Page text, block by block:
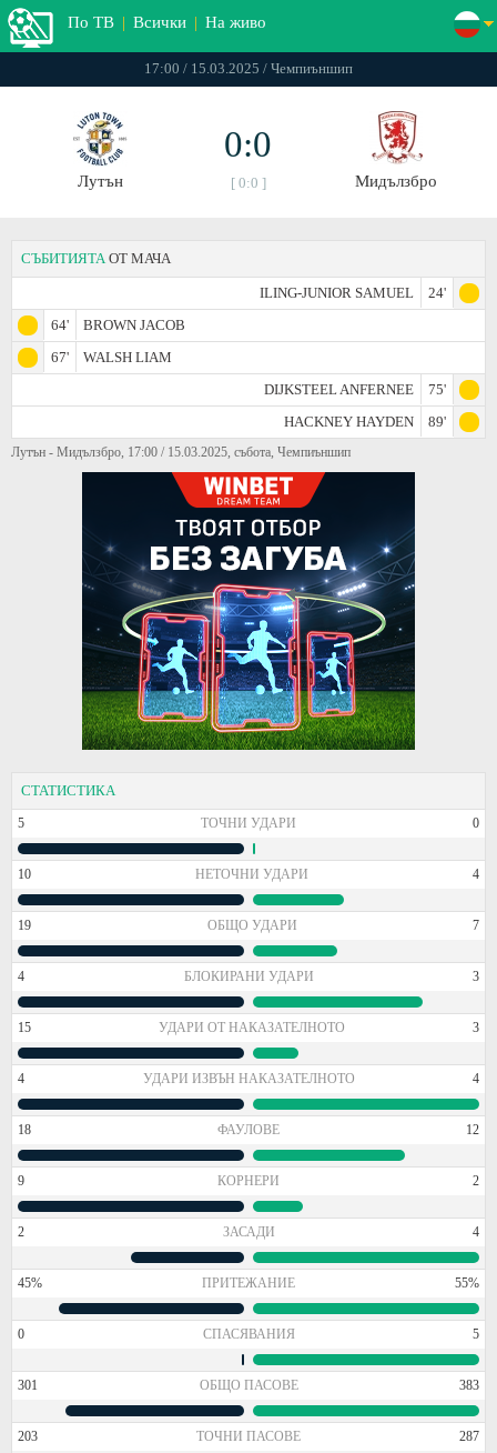
По ТВ | Всички | На живо
17:00 / 15.03.2025 / Чемпиъншип
Лутън
0:0
[ 0:0 ] Мидълзбро
СЪБИТИЯТА ОТ МАЧА
ILING-JUNIOR SAMUEL
24'
64'
BROWN JACOB
67'
WALSH LIAM
DIJKSTEEL ANFERNEE
75'
HACKNEY HAYDEN
89'
Лутън - Мидълзбро, 17:00 / 15.03.2025, събота, Чемпиъншип
СТАТИСТИКА
5 ТОЧНИ УДАРИ 0
10 НЕТОЧНИ УДАРИ 4
19 ОБЩО УДАРИ 7
4 БЛОКИРАНИ УДАРИ 3
15 УДАРИ ОТ НАКАЗАТЕЛНОТО 3
4 УДАРИ ИЗВЪН НАКАЗАТЕЛНОТО 4
18 ФАУЛОВЕ 12
9 КОРНЕРИ 2
2 ЗАСАДИ 4
45% ПРИТЕЖАНИЕ 55%
0 СПАСЯВАНИЯ 5
301 ОБЩО ПАСОВЕ 383
203 ТОЧНИ ПАСОВЕ 287